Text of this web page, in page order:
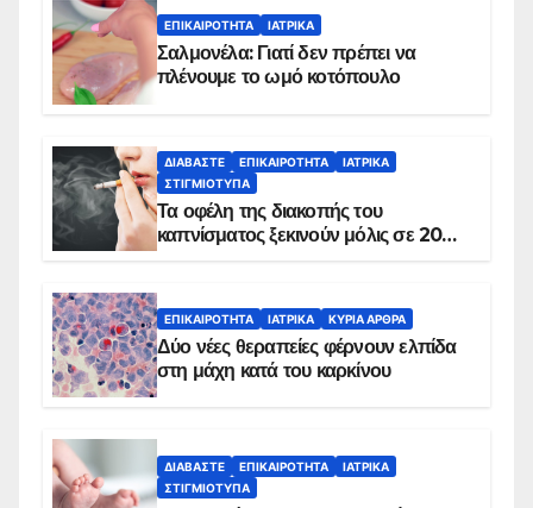
ΕΠΙΚΑΙΡΌΤΗΤΑ ΙΑΤΡΙΚΆ
Σαλμονέλα: Γιατί δεν πρέπει να
πλένουμε το ωμό κοτόπουλο
ΔΙΑΒΆΣΤΕ ΕΠΙΚΑΙΡΌΤΗΤΑ
ΙΑΤΡΙΚΆ
ΣΤΙΓΜΙΌΤΥΠΑ
Τα οφέλη της διακοπής του
καπνίσματος ξεκινούν μόλις σε 20
ΕΠΙΚΑΙΡΌΤΗΤΑ ΙΑΤΡΙΚΆ ΚΥΡΙΑ ΑΡΘΡΑ
Δύο νέες θεραπείες φέρνουν ελπίδα
στη μάχη κατά του καρκίνου
ΔΙΑΒΆΣΤΕ ΕΠΙΚΑΙΡΌΤΗΤΑ
ΙΑΤΡΙΚΆ
ΣΤΙΓΜΙΌΤΥΠΑ